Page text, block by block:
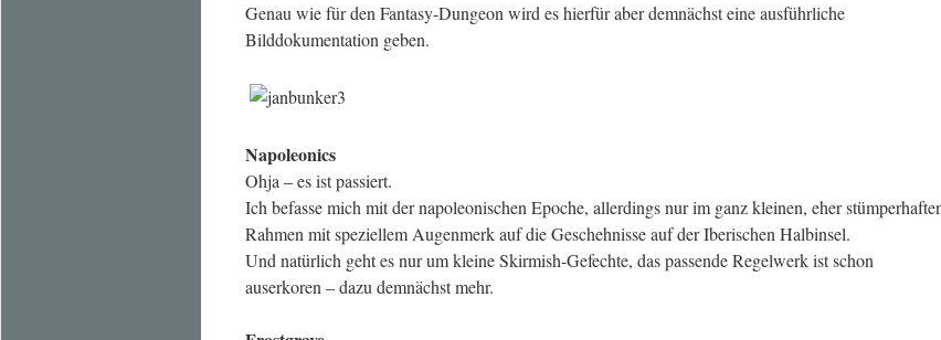
Genau wie für den Fantasy-Dungeon wird es hierfür aber demnächst eine ausführliche
Bilddokumentation geben.
Napoleonics
Ohja – es ist passiert.
Ich befasse mich mit der napoleonischen Epoche, allerdings nur im ganz kleinen, eher
Rahmen mit speziellem Augenmerk auf die Geschehnisse auf der Iberischen Halbinsel.
Und natürlich geht es nur um kleine Skirmish-Gefechte, das passende Regelwerk ist schon
auserkoren – dazu demnächst mehr.